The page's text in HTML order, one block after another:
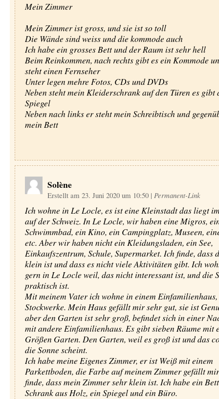
Mein Zimmer
Mein Zimmer ist gross, und sie ist so toll
Die Wände sind weiss und die kommode auch
Ich habe ein grosses Bett und der Raum ist sehr hell
Beim Reinkommen, nach rechts gibt es ein Kommode
steht einen Fernseher
Unter legen mehre Fotos, CDs und DVDs
Neben steht mein Kleiderschrank auf den Türen es gibt
Spiegel
Neben nach links er steht mein Schreibtisch und
mein Bett
Solène
Erstellt am 23. Juni 2020 um 10:50 | Permanent-Link
Ich wohne in Le Locle, es ist eine Kleinstadt das liegt
auf der Schweiz. In Le Locle, wir haben eine Migros,
Schwimmbad, ein Kino, ein Campingplatz, Museen,
etc. Aber wir haben nicht ein Kleidungsladen, ein See,
Einkaufszentrum, Schule, Supermarket. Ich finde, dass
klein ist und dass es nicht viele Aktivitäten gibt. Ich
gern in Le Locle weil, das nicht interessant ist, und die
praktisch ist.
Mit meinem Vater ich wohne in einem
Stockwerke. Mein Haus gefällt mir sehr gut, sie ist
aber den Garten ist sehr groß, befindet sich in einer
mit andere Einfamilienhaus. Es gibt sieben Räume mit
Größen Garten. Den Garten, weil es groß ist und das
die Sonne scheint.
Ich habe meine Eigenes Zimmer, er ist Weiß mit einem
Parkettboden, die Farbe auf meinem Zimmer gefällt
finde, dass mein Zimmer sehr klein ist. Ich habe ein
Schrank aus Holz, ein Spiegel und ein Büro.